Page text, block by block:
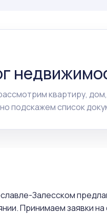
квартиру,
подскажем список
Залесском
Принимаем заявки